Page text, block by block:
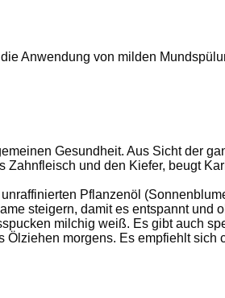
Anwendung von milden
Gesundheit. Aus Sicht der
und den Kiefer, beugt
Pflanzenöl
steigern, damit es entspannt und
milchig weiß. Es gibt auch
morgens. Es empfiehlt sich